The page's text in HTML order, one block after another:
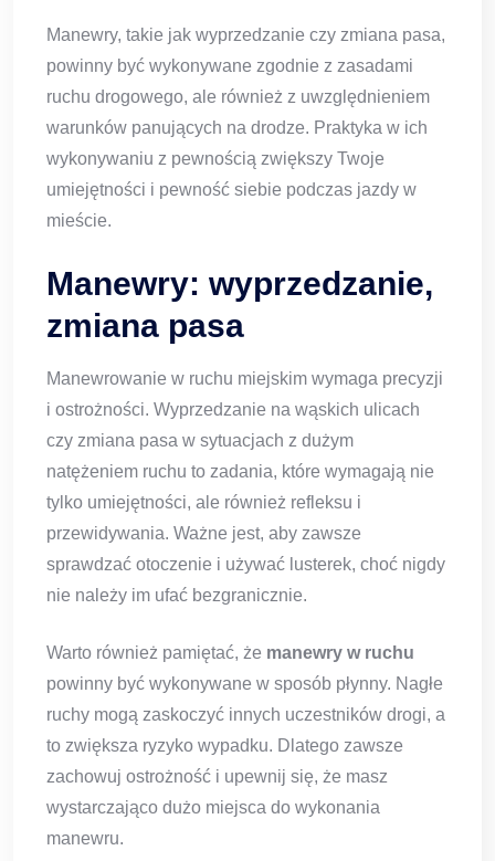
Manewry, takie jak wyprzedzanie czy zmiana pasa,
powinny być wykonywane zgodnie z zasadami
ruchu drogowego, ale również z uwzględnieniem
warunków panujących na drodze. Praktyka w ich
wykonywaniu z pewnością zwiększy Twoje
umiejętności i pewność siebie podczas jazdy w
mieście.
Manewry: wyprzedzanie,
zmiana pasa
Manewrowanie w ruchu miejskim wymaga precyzji
i ostrożności. Wyprzedzanie na wąskich ulicach
czy zmiana pasa w sytuacjach z dużym
natężeniem ruchu to zadania, które wymagają nie
tylko umiejętności, ale również refleksu i
przewidywania. Ważne jest, aby zawsze
sprawdzać otoczenie i używać lusterek, choć nigdy
nie należy im ufać bezgranicznie.
Warto również pamiętać, że manewry w ruchu
powinny być wykonywane w sposób płynny. Nagłe
ruchy mogą zaskoczyć innych uczestników drogi, a
to zwiększa ryzyko wypadku. Dlatego zawsze
zachowuj ostrożność i upewnij się, że masz
wystarczająco dużo miejsca do wykonania
manewru.